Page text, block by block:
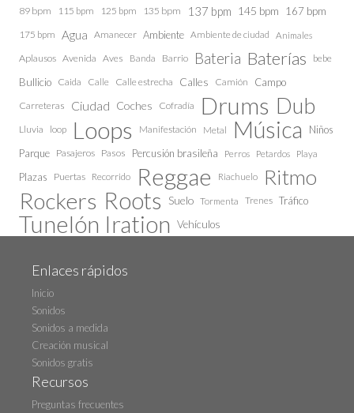
89 bpm 115 bpm 125 bpm 135 bpm 137 bpm 145 bpm 167 bpm
175 bpm Agua Amanecer Ambiente Ambiente de ciudad Animales
Aplausos Avenida Aves Banda Barrio Bateria Baterías bebe
Bullicio Caida Calle Calle estrecha Calles Camión Campo
Carreteras Ciudad Coches Cofradía Drums Dub
Lluvia loop Loops Manifestación Metal Música
Niños
Parque Pasajeros Pasos Percusión brasileña Perros Petardos Playa
Plazas Puertas Recorrido Reggae Riachuelo Ritmo
Rockers Roots Suelo Tormenta Trenes Tráfico
Tunelón Iration Vehículos
Enlaces rápidos
Inicio
Sonidos
Sonidos a medida
Creación musical
Sonidos gratis
Recursos
Preguntas frecuentes